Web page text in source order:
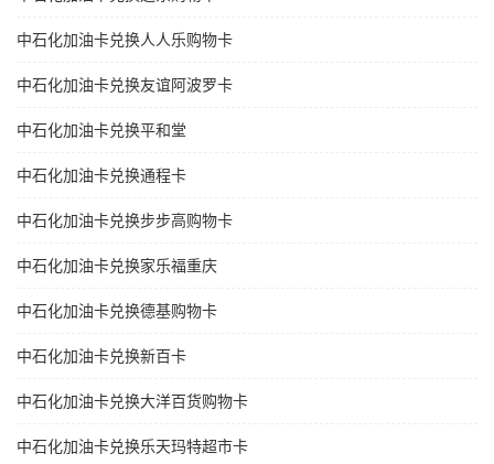
中石化加油卡兑换人人乐购物卡
中石化加油卡兑换友谊阿波罗卡
中石化加油卡兑换平和堂
中石化加油卡兑换通程卡
中石化加油卡兑换步步高购物卡
中石化加油卡兑换家乐福重庆
中石化加油卡兑换德基购物卡
中石化加油卡兑换新百卡
中石化加油卡兑换大洋百货购物卡
中石化加油卡兑换乐天玛特超市卡